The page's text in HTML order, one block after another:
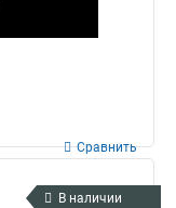
Сравнить
В наличии